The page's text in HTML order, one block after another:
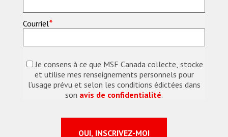
Courriel*
Je consens à ce que MSF Canada collecte, stocke
et utilise mes renseignements personnels pour
l’usage prévu et selon les conditions édictées dans
son avis de confidentialité.